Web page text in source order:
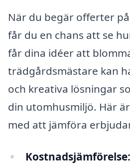
När du begär offerter
får du en chans att se
får dina idéer att
trädgårdsmästare kan
och kreativa lösningar
din utomhusmiljö. Här
med att jämföra
Kostnadsjämförelse: